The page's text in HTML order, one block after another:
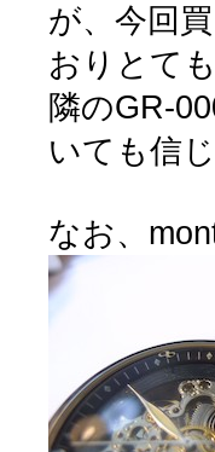
が、今回
おりとて
隣のGR-
いても信
なお、